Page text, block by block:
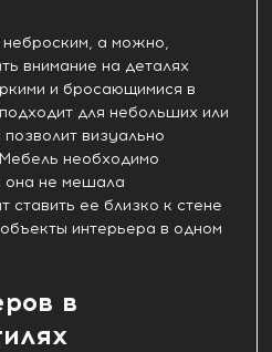
а можно,
внимание на деталях
и бросающимися в
для небольших или
визуально
необходимо
она не мешала
ставить ее близко к стене
интерьера в одном
в